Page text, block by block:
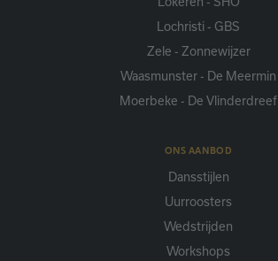
bezochte website zijn.
Lochristi - GBS
Zele - Zonnewijzer
Waasmunster - De Meermin
Moerbeke - De Vlinderdreef
ONS AANBOD
Dansstijlen
Uurroosters
Wedstrijden
Workshops